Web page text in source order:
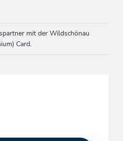
mit der Wildschönau
Card.